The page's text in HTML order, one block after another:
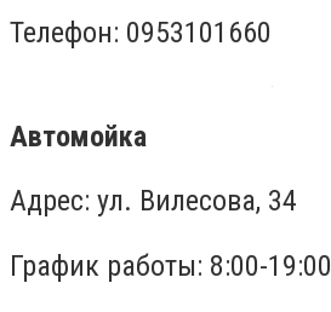
Телефон: 0953101660
Автомойка
Адрес: ул. Вилесова, 34
График работы: 8:00-19:00